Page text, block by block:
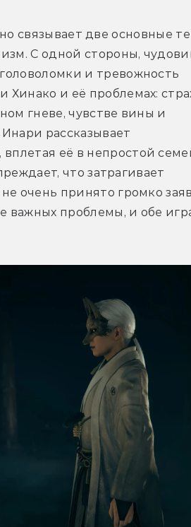
связывает две основные
С одной стороны,
и тревожность
и её проблемах:
гневе, чувстве вины и
рассказывает
её в непростой
что затрагивает
очень принято громко
важных проблемы, и обе